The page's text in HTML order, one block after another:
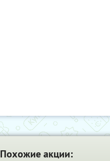
Похожие акции: